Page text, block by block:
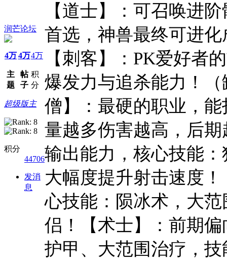
润芒论坛
4万
主
题
4万
帖
子
4万
积
分
超级版主
积分
44706
发消
息
【道士】：可召唤进
首选，神兽最终可进
【刺客】：PK爱好者
爆发力与追杀能力！
僧】：最硬的职业，
量越多伤害越高，后
输出能力，核心技能
大幅度提升射击速度
心技能：陨冰术，大
侣！【术士】：前期偏
护甲、大范围治疗，